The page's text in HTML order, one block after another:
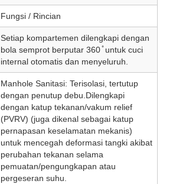
Fungsi / Rincian
Setiap kompartemen dilengkapi dengan
bola semprot berputar 360 ̊ untuk cuci
internal otomatis dan menyeluruh.
Manhole Sanitasi: Terisolasi, tertutup
dengan penutup debu.Dilengkapi
dengan katup tekanan/vakum relief
(PVRV) (juga dikenal sebagai katup
pernapasan keselamatan mekanis)
untuk mencegah deformasi tangki akibat
perubahan tekanan selama
pemuatan/pengungkapan atau
pergeseran suhu.